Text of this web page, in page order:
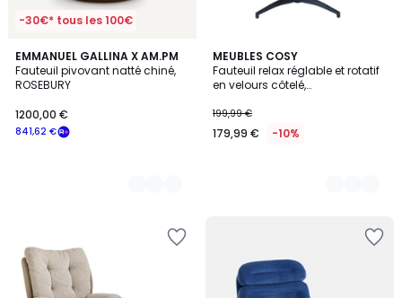
-30€* tous les 100€
EMMANUEL GALLINA X AM.PM
Fauteuil pivovant natté chiné,
ROSEBURY
841,62 €
1200,00 €
2
Couleurs
MEUBLES COSY
Fauteuil relax réglable et rotatif
en velours côtelé,
199,99 €
179,99 € -10%
2
Couleurs